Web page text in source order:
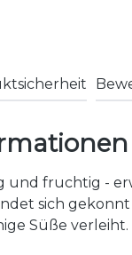
und fruchtig -
sich
Süße